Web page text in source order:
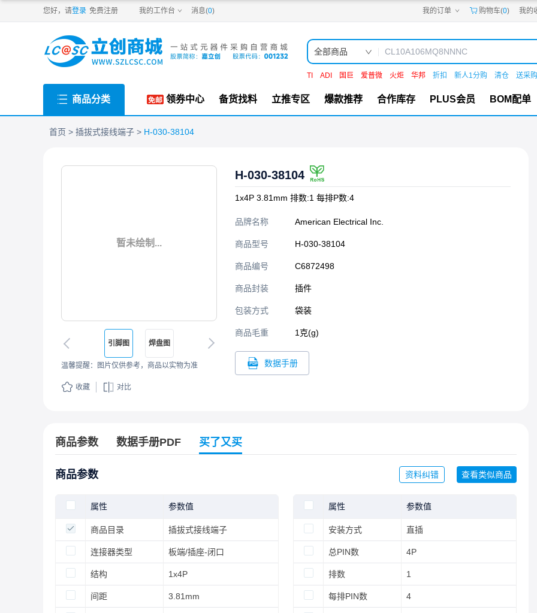
您好，请登录 免费注册 我的工作台 消息(0) 我的订单 购物车(0) 我的
嘉立创PCB
嘉立创FA
嘉立创EDA
机电工坊
全部商品
TI ADI 国巨 爱普微 火炬 华邦 折扣 新人1分购 清仓 送采
商品分类 领券中心 备货找料 立推专区 爆款推荐 合作库存 PLUS会员 BOM配单
首页 插拔式接线端子 H-030-38104
暂未绘制...
引脚图 焊盘图
温馨提醒：图片仅供参考，商品以实物为准
收藏 对比
H-030-38104
1x4P 3.81mm 排数:1 每排P数:4
品牌名称 American Electrical Inc.
商品型号 H-030-38104
商品编号 C6872498
商品封装 插件​
包装方式 袋装
商品毛重 1克(g)
数据手册
商品参数 数据手册PDF 买了又买
商品参数 资料纠错 查看类似商品
属性 参数值
商品目录 插拔式接线端子
连接器类型 板端/插座-闭口
结构 1x4P
间距 3.81mm
属性 参数值
安装方式 直插
总PIN数 4P
排数 1
每排PIN数 4